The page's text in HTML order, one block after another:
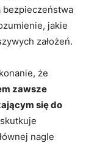
bezpieczeństwa
jakie
założeń.
że
zawsze
się do
nagle